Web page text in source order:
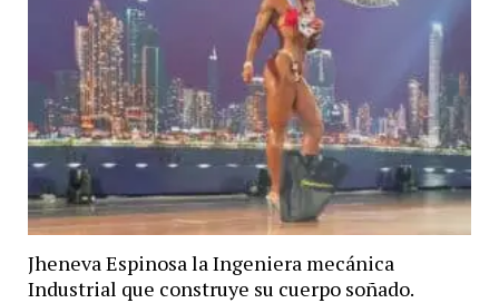
Jheneva Espinosa la Ingeniera mecánica
Industrial que construye su cuerpo soñado.